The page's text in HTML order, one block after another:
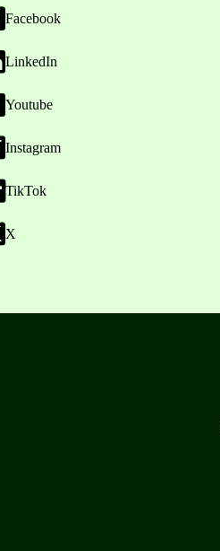
Facebook
LinkedIn
Youtube
Instagram
TikTok
X